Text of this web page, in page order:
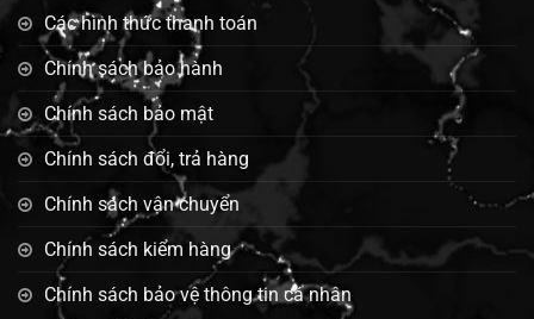
Các hình thức thanh toán
Chính sách bảo hành
Chính sách bảo mật
Chính sách đổi, trả hàng
Chính sách vận chuyển
Chính sách kiểm hàng
Chính sách bảo vệ thông tin cá nhân